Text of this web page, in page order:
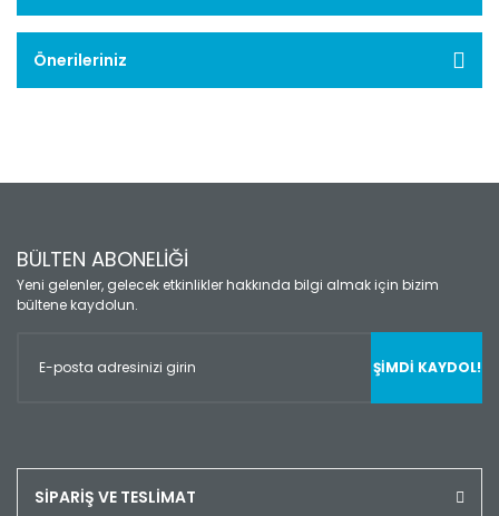
Önerileriniz
BÜLTEN ABONELİĞİ
Yeni gelenler, gelecek etkinlikler hakkında bilgi almak için bizim
bültene kaydolun.
ŞİMDİ KAYDOL!
SİPARİŞ VE TESLİMAT